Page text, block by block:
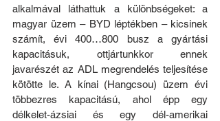
alkalmával láthattuk a különbségeket: a
magyar üzem – BYD léptékben – kicsinek
számít, évi 400…800 busz a gyártási
kapacitásuk, ottjártunkkor ennek
javarészét az ADL megrendelés teljesítése
kötötte le. A kínai (Hangcsou) üzem évi
többezres kapacitású, ahol épp egy
délkelet-ázsiai és egy dél-amerikai